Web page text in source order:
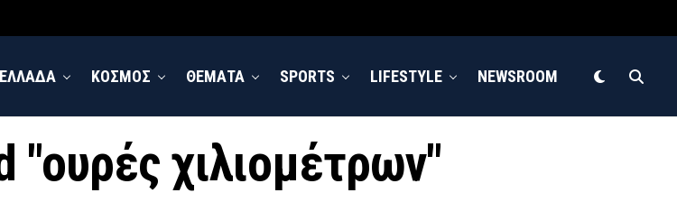
ΕΛΛΑΔΑ ΚΟΣΜΟΣ ΘΕΜΑΤΑ SPORTS LIFESTYLE NEWSROOM
χιλιομέτρων"